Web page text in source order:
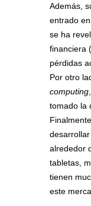
Además,
entrado
se ha
financiera
pérdidas
Por otro
computing
tomado la
alrededor
tabletas,
tienen
este